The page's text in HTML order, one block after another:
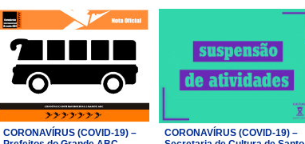
CORONAVÍRUS (COVID-19) –
CORONAVÍRUS (COVID-19) –